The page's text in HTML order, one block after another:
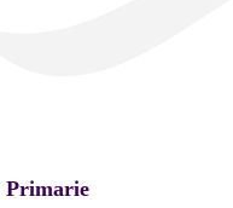
Primarie